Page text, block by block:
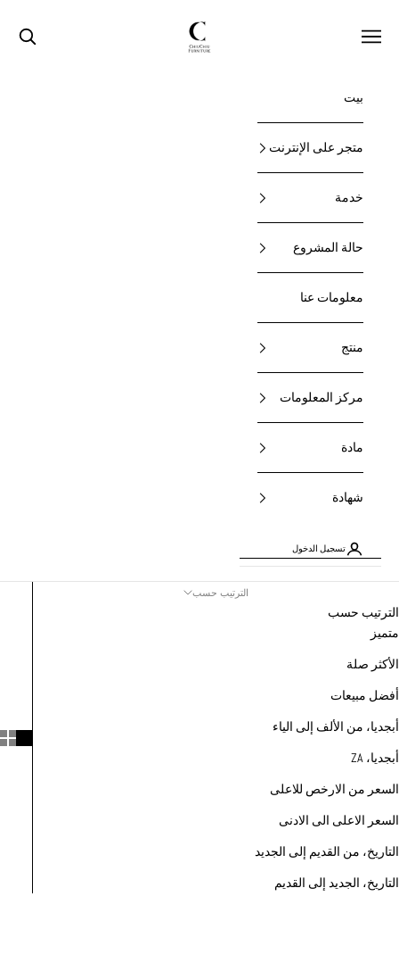
أثاث تشيوتشي
القائمة البحث
بيت
متجر على الإنترنت
خدمة
حالة المشروع
معلومات عنا
منتج
مركز المعلومات
مادة
شهادة
تسجيل الدخول
الترتيب حسب
الترتيب حسب
متميز
الأكثر صلة
أفضل مبيعات
أبجديا، من الألف إلى الياء
أبجديا، ZA
السعر من الارخص للاعلى
السعر الاعلى الى الادنى
التاريخ، من القديم إلى الجديد
التاريخ، الجديد إلى القديم